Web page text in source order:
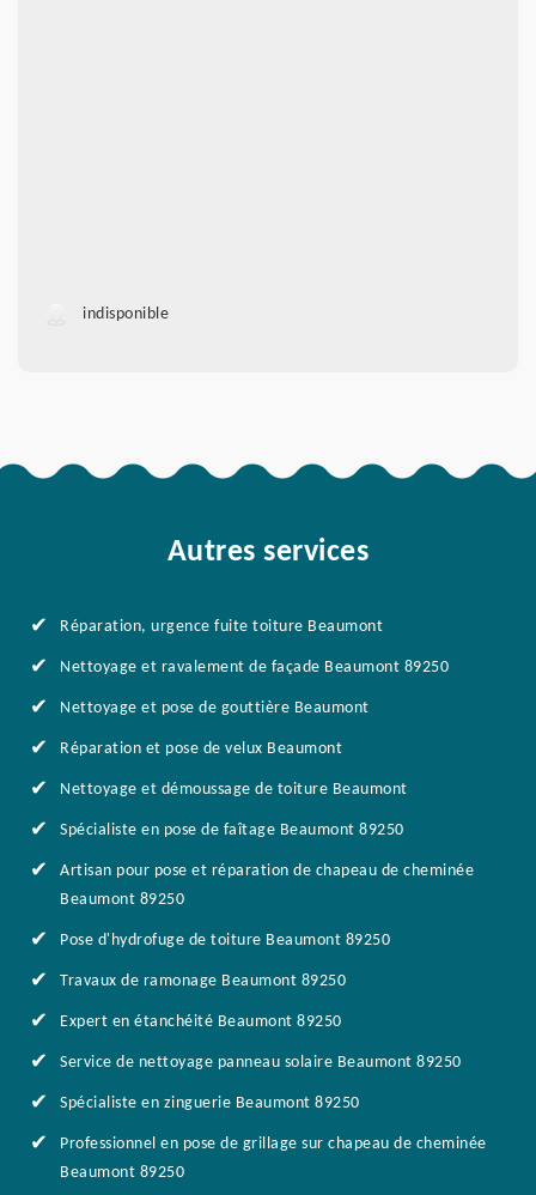
indisponible
Autres services
Réparation, urgence fuite toiture Beaumont
Nettoyage et ravalement de façade Beaumont 89250
Nettoyage et pose de gouttière Beaumont
Réparation et pose de velux Beaumont
Nettoyage et démoussage de toiture Beaumont
Spécialiste en pose de faîtage Beaumont 89250
Artisan pour pose et réparation de chapeau de cheminée
Beaumont 89250
Pose d'hydrofuge de toiture Beaumont 89250
Travaux de ramonage Beaumont 89250
Expert en étanchéité Beaumont 89250
Service de nettoyage panneau solaire Beaumont 89250
Spécialiste en zinguerie Beaumont 89250
Professionnel en pose de grillage sur chapeau de cheminée
Beaumont 89250